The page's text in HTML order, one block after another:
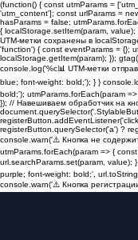
(function() { const utmParams =
'utm_content']; const urlParams =
hasParams = false;
{ localStorage.setItem(param,
UTM-метки сохранены в
'function') { const eventParams = {};
localStorage.getItem(param); });
console.log('%c📊 UTM-метки
blue; font-weight: bold;'); } }
bold;'); utmParams.forEach(param
}); // Навешиваем обработчик на
registerButton.querySelector('a') ?
console.warn('⚠️ Кнопка не
utmParams.forEach(param => {
url.searchParams.set(param, value);
purple; font-weight: bold;',
console.warn('⚠️ Кнопка